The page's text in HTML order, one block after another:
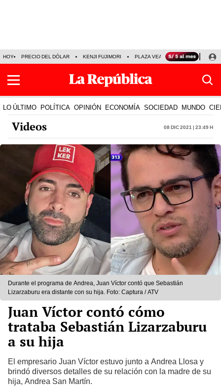
HOY PRECIO DEL DÓLAR KENJI FUJIMORI PLAZA VEA FERIADOS
LO ÚLTIMO POLÍTICA OPINIÓN ECONOMÍA SOCIEDAD MUNDO
Videos 08 Dic 2021 | 23:49 h
Durante el programa de Andrea, Juan Víctor contó que Sebastián
Lizarzaburu era distante con su hija. Foto: Captura / ATV
Juan Víctor contó cómo
trataba Sebastián Lizarzaburu
a su hija
El empresario Juan Víctor estuvo junto a Andrea Llosa y
brindó diversos detalles de su relación con la madre de su
hija, Andrea San Martín.